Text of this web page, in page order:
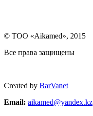
© ТОО «Aikamed», 2015
Все права защищены
Created by BarVanet
Email: aikamed@yandex.kz